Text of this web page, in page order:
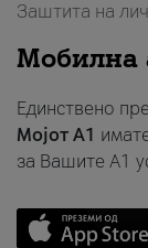
Заштита на
Мобилна
Единствено
Мојот A1
за Вашите A1